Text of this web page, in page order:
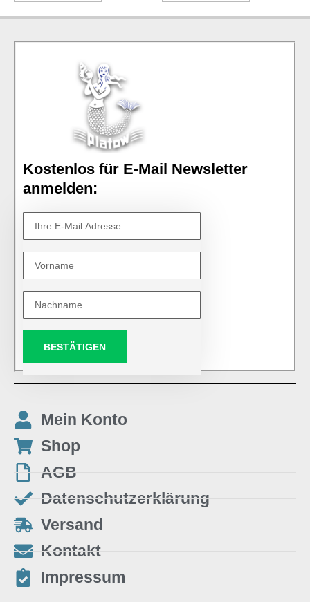
Kostenlos für E-Mail Newsletter
anmelden:
BESTÄTIGEN
Mein Konto
Shop
AGB
Datenschutzerklärung
Versand
Kontakt
Impressum